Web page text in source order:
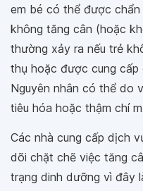
em bé có thể được
không tăng cân (hoặc
thường xảy ra nếu trẻ
thụ hoặc được cung cấp
Nguyên nhân có thể do
tiêu hóa hoặc thậm chí
Các nhà cung cấp dịch
dõi chặt chẽ việc tăng
trạng dinh dưỡng vì đây